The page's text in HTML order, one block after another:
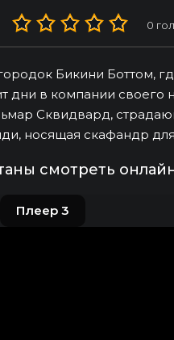
0
Бикини Боттом,
дни в компании своего
Сквидвард,
носящая скафандр
смотреть
Плеер 3